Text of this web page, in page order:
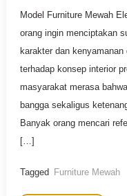
Model Furniture Mewah
orang ingin menciptakan
karakter dan
terhadap konsep interior
masyarakat merasa
bangga sekaligus
Banyak orang mencari
[…]
Tagged Furniture Mewah